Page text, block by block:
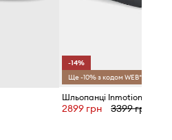
-14%
Ще -10% з кодом WEB*
Шльопанці Inmotion Clog
2899 грн 3399 грн